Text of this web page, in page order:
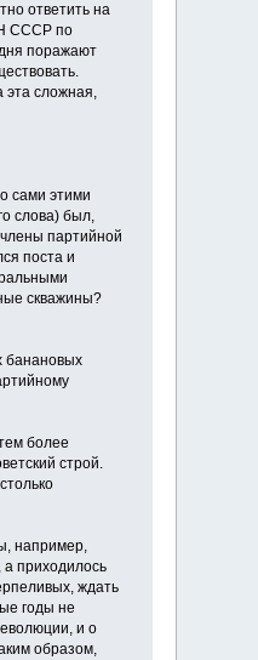
ответить на
СССР по
поражают
эта сложная,
сами этими
слова) был,
партийной
поста и
скважины?
банановых
более
строй.
например,
приходилось
ждать
годы не
и о
образом,